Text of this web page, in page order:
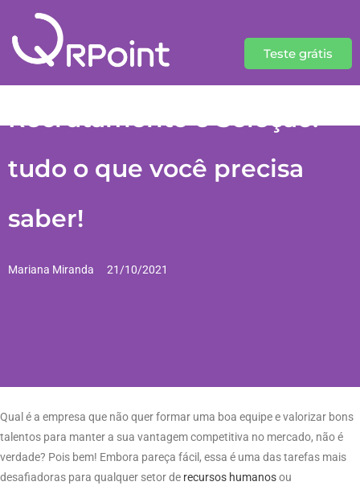
Teste grátis
Recrutamento e Seleção:
tudo o que você precisa
saber!
Mariana Miranda 21/10/2021
Qual é a empresa que não quer formar uma boa equipe e valorizar bons
talentos para manter a sua vantagem competitiva no mercado, não é
verdade? Pois bem! Embora pareça fácil, essa é uma das tarefas mais
desafiadoras para qualquer setor de recursos humanosou